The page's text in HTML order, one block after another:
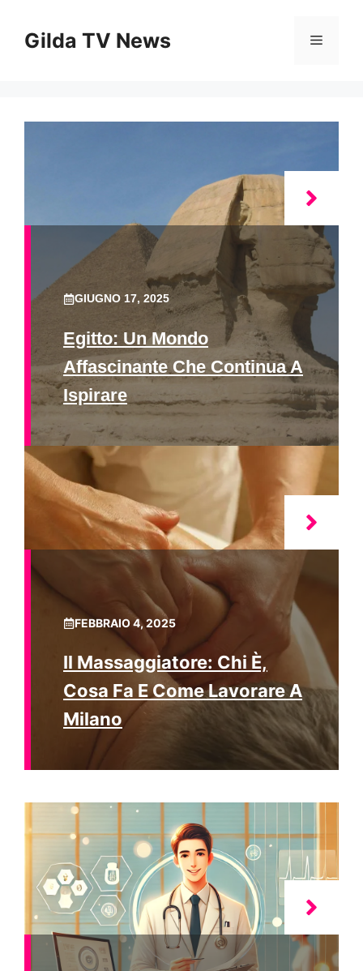
contenuto
Gilda TV News Menu
GIUGNO 17, 2025
Egitto: Un Mondo
Affascinante Che Continua A
Ispirare
FEBBRAIO 4, 2025
Il Massaggiatore: Chi È,
Cosa Fa E Come Lavorare A
Milano